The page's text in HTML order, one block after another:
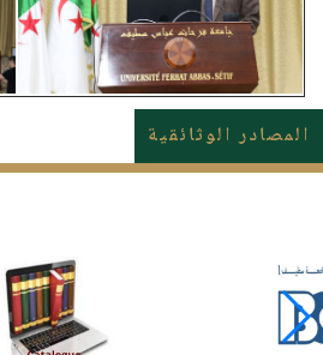
المصادر الوثائقية